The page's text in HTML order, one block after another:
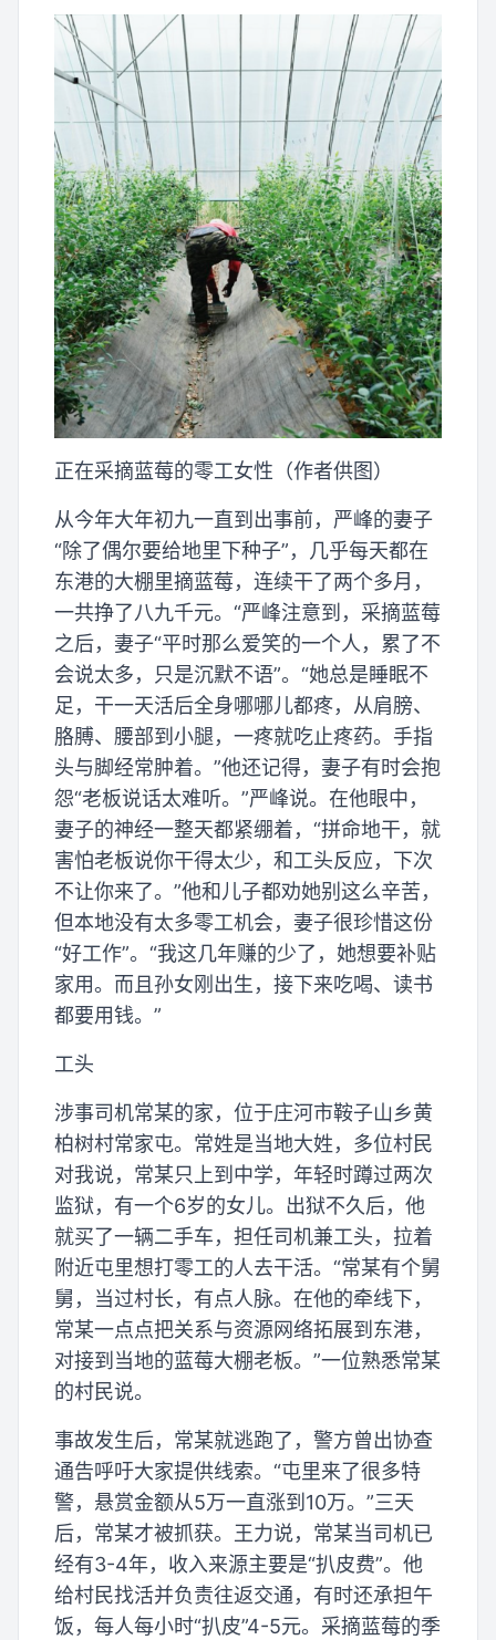
正在采摘蓝莓的零工女性（作者供图）
从今年大年初九一直到出事前，严峰的妻子
“除了偶尔要给地里下种子”，几乎每天都在
东港的大棚里摘蓝莓，连续干了两个多月，
一共挣了八九千元。“严峰注意到，采摘蓝莓
之后，妻子“平时那么爱笑的一个人，累了不
会说太多，只是沉默不语”。“她总是睡眠不
足，干一天活后全身哪哪儿都疼，从肩膀、
胳膊、腰部到小腿，一疼就吃止疼药。手指
头与脚经常肿着。”他还记得，妻子有时会抱
怨“老板说话太难听。”严峰说。在他眼中，
妻子的神经一整天都紧绷着，“拼命地干，就
害怕老板说你干得太少，和工头反应，下次
不让你来了。”他和儿子都劝她别这么辛苦，
但本地没有太多零工机会，妻子很珍惜这份
“好工作”。“我这几年赚的少了，她想要补贴
家用。而且孙女刚出生，接下来吃喝、读书
都要用钱。”
工头
涉事司机常某的家，位于庄河市鞍子山乡黄
柏树村常家屯。常姓是当地大姓，多位村民
对我说，常某只上到中学，年轻时蹲过两次
监狱，有一个6岁的女儿。出狱不久后，他
就买了一辆二手车，担任司机兼工头，拉着
附近屯里想打零工的人去干活。“常某有个舅
舅，当过村长，有点人脉。在他的牵线下，
常某一点点把关系与资源网络拓展到东港，
对接到当地的蓝莓大棚老板。”一位熟悉常某
的村民说。
事故发生后，常某就逃跑了，警方曾出协查
通告呼吁大家提供线索。“屯里来了很多特
警，悬赏金额从5万一直涨到10万。”三天
后，常某才被抓获。王力说，常某当司机已
经有3-4年，收入来源主要是“扒皮费”。他
给村民找活并负责往返交通，有时还承担午
饭，每人每小时“扒皮”4-5元。采摘蓝莓的季